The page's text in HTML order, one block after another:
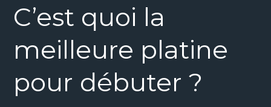
C’est quoi la
meilleure platine
pour débuter ?